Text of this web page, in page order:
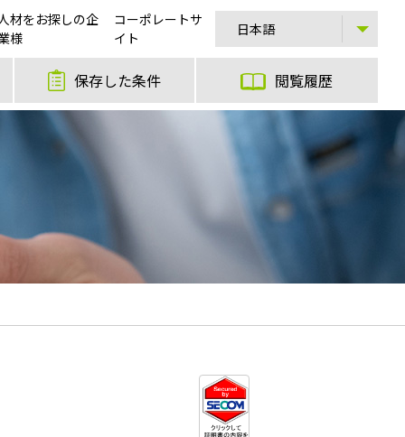
材をお探しの企
様
コーポレートサ
イト
保存した条件 閲覧履歴